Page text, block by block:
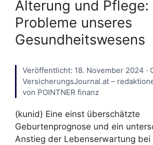
Alterung und Pflege:
Probleme unseres
Gesundheitswesens
Veröffentlicht: 18. November 2024 ·
VersicherungsJournal.at –
von POINTNER finanz
(kunid) Eine einst überschätzte
Geburtenprognose und ein
Anstieg der Lebenserwartung bei